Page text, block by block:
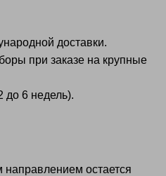
доставки.
при заказе на крупные
до 6 недель).
остается